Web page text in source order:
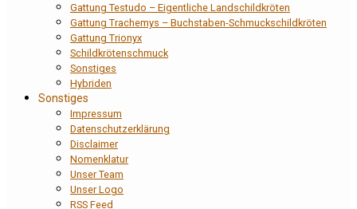
Gattung Testudo – Eigentliche Landschildkröten
Gattung Trachemys – Buchstaben-Schmuckschildkröten
Gattung Trionyx
Schildkrötenschmuck
Sonstiges
Hybriden
Sonstiges
Impressum
Datenschutzerklärung
Disclaimer
Nomenklatur
Unser Team
Unser Logo
RSS Feed